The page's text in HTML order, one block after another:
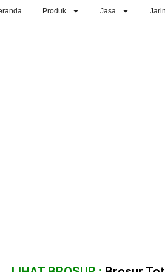
Produk Jasa